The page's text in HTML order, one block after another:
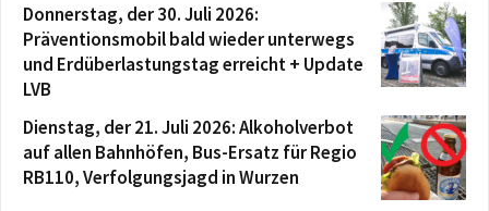
Donnerstag, der 30. Juli 2026:
Präventionsmobil bald wieder unterwegs
und Erdüberlastungstag erreicht + Update
LVB
Dienstag, der 21. Juli 2026: Alkoholverbot
auf allen Bahnhöfen, Bus-Ersatz für Regio
RB110, Verfolgungsjagd in Wurzen